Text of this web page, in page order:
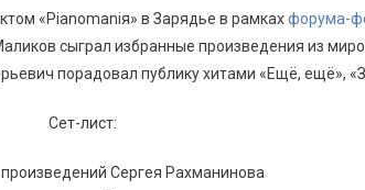
«Pianomaniя» в Зарядье в рамкахфорума-
сыграл избранные произведения из
порадовал публику хитами «Ещё, ещё»,
Сет-лист:
произведений Сергея Рахманинова